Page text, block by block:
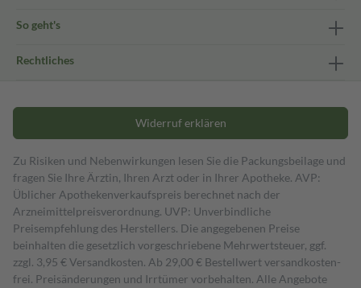
So geht's
Rechtliches
Widerruf erklären
Zu Risiken und Nebenwirkungen lesen Sie die Packungsbeilage und
fragen Sie Ihre Ärztin, Ihren Arzt oder in Ihrer Apotheke. AVP:
Üblicher Apothekenverkaufspreis berechnet nach der
Arzneimittelpreisverordnung. UVP: Unverbindliche
Preisempfehlung des Herstellers. Die angegebenen Preise
beinhalten die gesetzlich vorgeschriebene Mehrwertsteuer, ggf.
zzgl. 3,95 € Versandkosten. Ab 29,00 € Bestell­wert versand­kosten­
frei. Preisänderungen und Irrtümer vorbehalten. Alle Angebote